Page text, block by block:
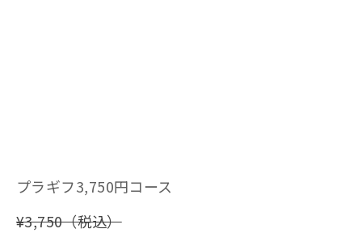
プラギフ3,750円コース
¥3,750（税込）